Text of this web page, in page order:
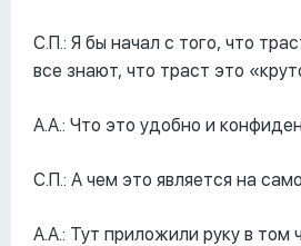
С.П.: Я бы начал с того, что
все знают, что траст это
А.А.: Что это удобно и
С.П.: А чем это является на
А.А.: Тут приложили руку в